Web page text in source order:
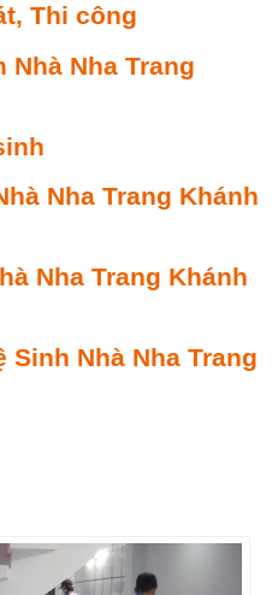
Thi công
Nhà Nha Trang
Nha Trang Khánh
Nha Trang Khánh
Sinh Nhà Nha Trang